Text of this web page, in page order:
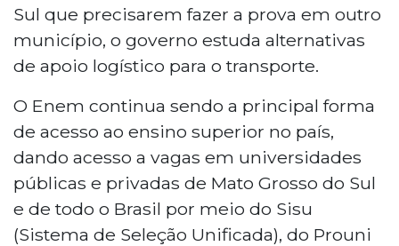
Sul que precisarem fazer a prova em outro
município, o governo estuda alternativas
de apoio logístico para o transporte.
O Enem continua sendo a principal forma
de acesso ao ensino superior no país,
dando acesso a vagas em universidades
públicas e privadas de Mato Grosso do Sul
e de todo o Brasil por meio do Sisu
(Sistema de Seleção Unificada), do Prouni